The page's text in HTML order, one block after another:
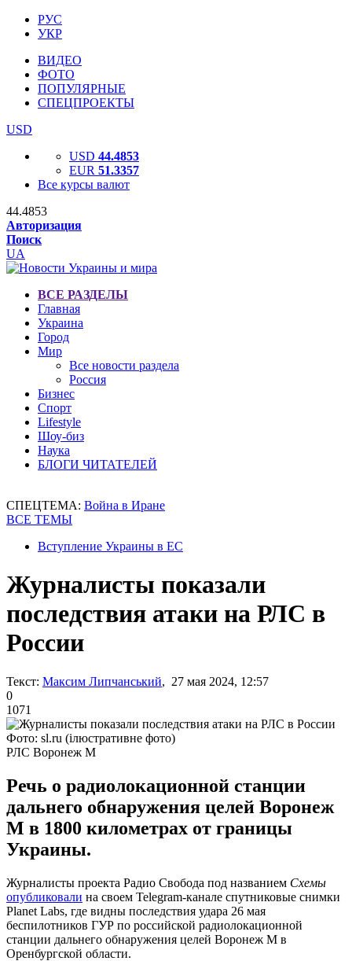
РУС
УКР
ВИДЕО
ФОТО
ПОПУЛЯРНЫЕ
СПЕЦПРОЕКТЫ
USD
USD 44.4853
EUR 51.3357
Все курсы валют
44.4853
Авторизация
Поиск
UA
ВСЕ РАЗДЕЛЫ
Главная
Украина
Город
Мир
Все новости раздела
Россия
Бизнес
Спорт
Lifestyle
Шоу-биз
Наука
БЛОГИ ЧИТАТЕЛЕЙ
СПЕЦТЕМА: Война в Иране
ВСЕ ТЕМЫ
Вступление Украины в ЕС
Журналисты показали
последствия атаки на РЛС в
России
Текст: Максим Липчанський, 27 мая 2024, 12:57
0
1071
Фото: sl.ru (ілюстративне фото)
РЛС Воронеж М
Речь о радиолокационной станции
дальнего обнаружения целей Воронеж
М в 1800 километрах от границы
Украины.
Журналисты проекта Радио Свобода под названием Схемы
опубликовали на своем Telegram-канале спутниковые снимки
Planet Labs, где видны последствия удара 26 мая
беспилотников ГУР по российской радиолокационной
станции дальнего обнаружения целей Воронеж М в
Оренбургской области.